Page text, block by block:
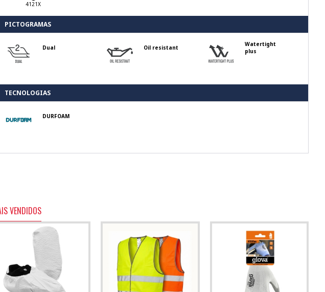
4121X
PICTOGRAMAS
Dual Oil resistant
Watertight
plus
TECNOLOGIAS
DURFOAM
VENDIDOS